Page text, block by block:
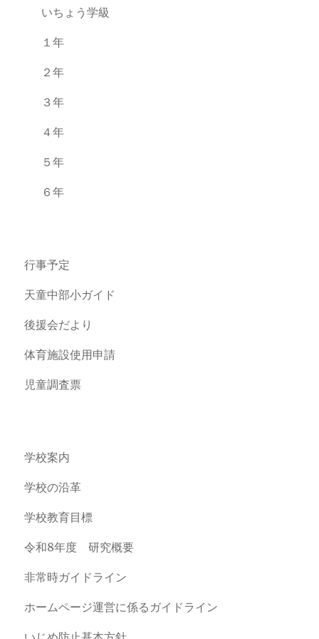
いちょう学級
１年
２年
３年
４年
５年
６年
行事予定
天童中部小ガイド
後援会だより
体育施設使用申請
児童調査票
学校案内
学校の沿革
学校教育目標
令和8年度 研究概要
非常時ガイドライン
ホームページ運営に係るガイドライン